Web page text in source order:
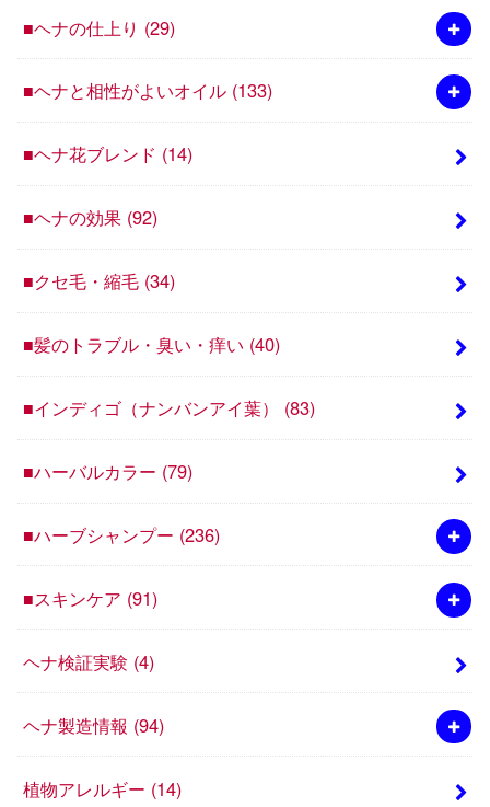
■ヘナの仕上り (29)
■ヘナと相性がよいオイル (133)
■ヘナ花ブレンド (14)
■ヘナの効果 (92)
■クセ毛・縮毛 (34)
■髪のトラブル・臭い・痒い (40)
■インディゴ（ナンバンアイ葉） (83)
■ハーバルカラー (79)
■ハーブシャンプー (236)
■スキンケア (91)
ヘナ検証実験 (4)
ヘナ製造情報 (94)
植物アレルギー (14)